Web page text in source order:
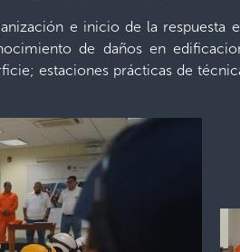
e inicio de la respuesta
de daños en
estaciones prácticas de